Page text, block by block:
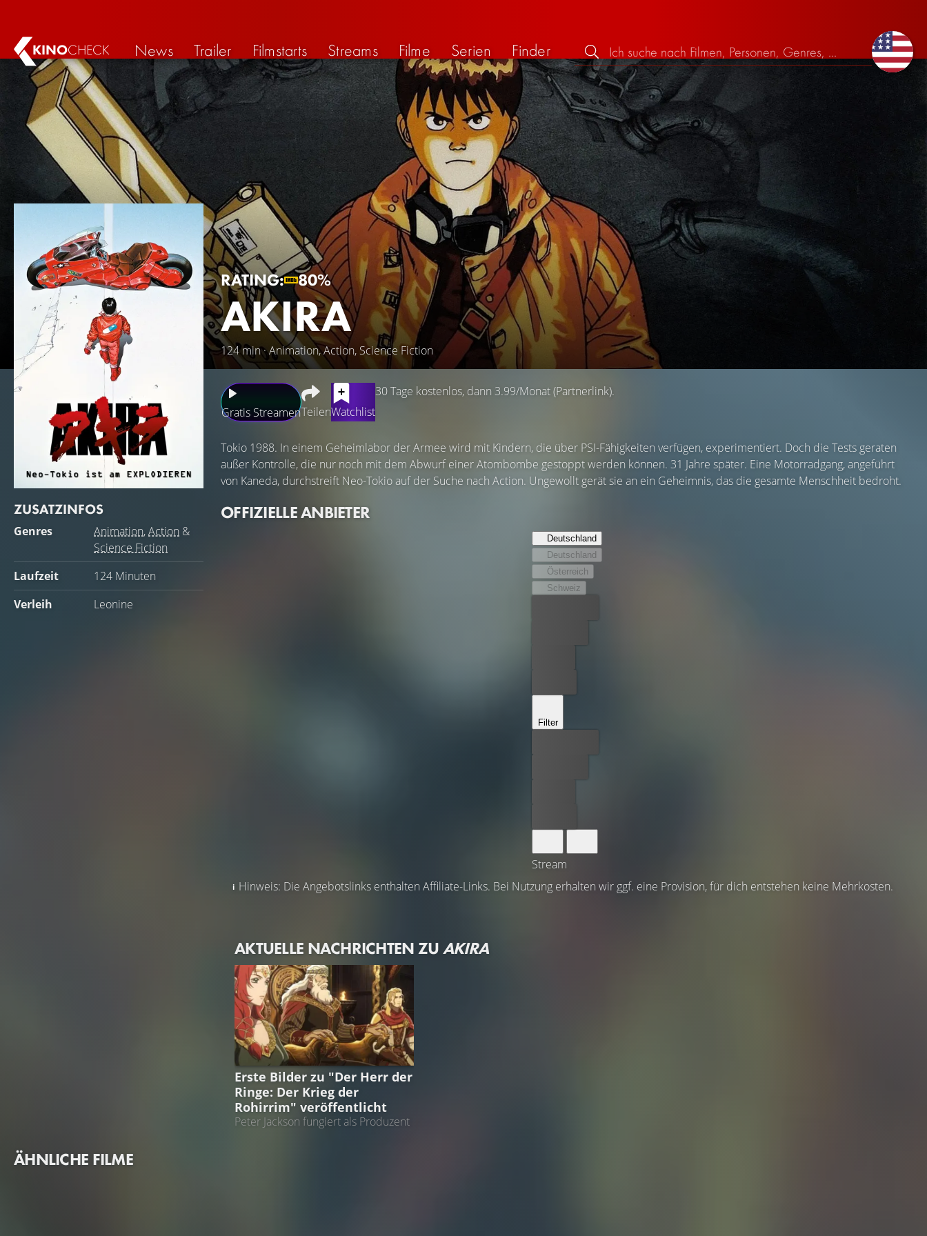
KINOCHECK News Trailer Filmstarts Streams Filme Serien Finder
RATING: 80%
AKIRA
124 min · Animation, Action, Science Fiction
ZUSATZINFOS
Genres Animation,Action &
Science Fiction
Laufzeit
124 Minuten
Verleih
Leonine
Gratis StreamenTeilenWatchlist
30 Tage kostenlos, dann 3.99/Monat (Partnerlink).
Tokio 1988. In einem Geheimlabor der Armee wird mit Kindern, die über PSI-Fähigkeiten verfügen, experimentiert. Doch die Tests geraten
außer Kontrolle, die nur noch mit dem Abwurf einer Atombombe gestoppt werden können. 31 Jahre später. Eine Motorradgang, angeführt
von Kaneda, durchstreift Neo-Tokio auf der Suche nach Action. Ungewollt gerät sie an ein Geheimnis, das die gesamte Menschheit bedroht.
OFFIZIELLE ANBIETER
Deutschland
Deutschland
Österreich
Schweiz
Filter
Stream
Hinweis: Die Angebotslinks enthalten Affiliate-Links. Bei Nutzung erhalten wir ggf. eine Provision, für dich entstehen keine Mehrkosten.
AKTUELLE NACHRICHTEN ZUAKIRA
DER HERR DER RINGE
Erste Bilder zu "Der Herr der
Ringe: Der Krieg der
Rohirrim" veröffentlicht
Peter Jackson fungiert als Produzent
ÄHNLICHE FILME